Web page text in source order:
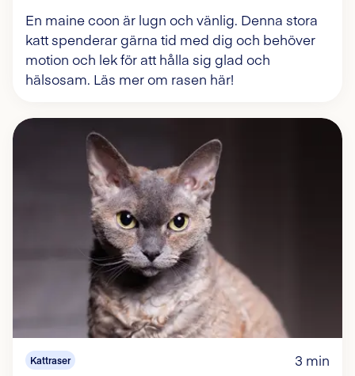
En maine coon är lugn och vänlig. Denna stora
katt spenderar gärna tid med dig och behöver
motion och lek för att hålla sig glad och
hälsosam. Läs mer om rasen här!
Kattraser 3 min